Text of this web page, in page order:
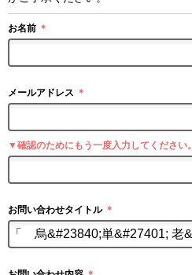
お名前 ＊
メールアドレス ＊
▼確認のためにもう一度入力してください。
お問い合わせタイトル ＊